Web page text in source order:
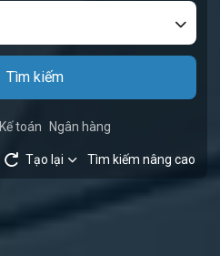
Tìm kiếm
Kế toán Ngân hàng
Tạo lại Tìm kiếm nâng cao